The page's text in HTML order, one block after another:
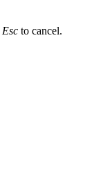
Esc to cancel.